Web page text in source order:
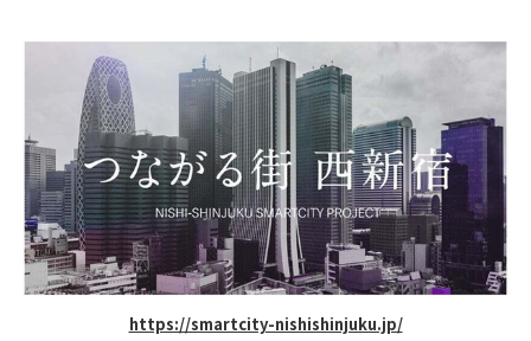
https://smartcity-nishishinjuku.jp/